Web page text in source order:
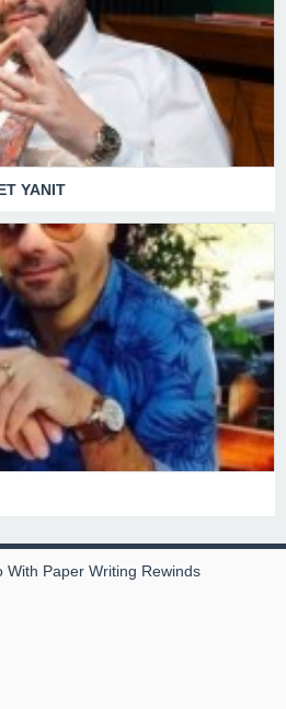
YANIT
With Paper Writing Rewinds